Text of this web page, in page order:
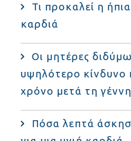
Τι προκαλεί η
καρδιά
Οι μητέρες
υψηλότερο
χρόνο μετά τη
Πόσα λεπτά